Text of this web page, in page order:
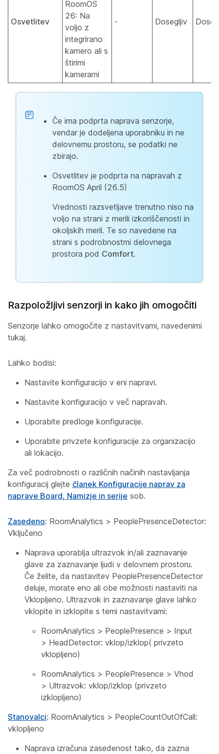
Osvetlitev
RoomOS
26: Na
voljo z
integrirano
kamero ali s
štirimi
kamerami
- Dosegljiv
Če ima podprta naprava senzorje,
vendar je dodeljena uporabniku in ne
delovnemu prostoru, se podatki ne
zbirajo.
Osvetlitev je podprta na napravah z
RoomOS April (26.5)
Vrednosti razsvetljave trenutno niso na
voljo na strani z merili izkoriščenosti in
okoljskih meril. Te so navedene na
strani s podrobnostmi delovnega
prostora pod Comfort.
Razpoložljivi senzorji in kako jih omogočiti
Senzorje lahko omogočite z nastavitvami, navedenimi
tukaj.
Lahko bodisi:
Nastavite konfiguracijo v eni napravi.
Nastavite konfiguracijo v več napravah.
Uporabite predloge konfiguracije.
Uporabite privzete konfiguracije za organizacijo
ali lokacijo.
Za več podrobnosti o različnih načinih nastavljanja
konfiguracij glejte članek Konfiguracije naprav za
naprave Board, Namizje in serije sob.
Zasedeno: RoomAnalytics > PeoplePresenceDetector:
Vključeno
Naprava uporablja ultrazvok in/ali zaznavanje
glave za zaznavanje ljudi v delovnem prostoru.
Če želite, da nastavitev PeoplePresenceDetector
deluje, morate eno ali obe možnosti nastaviti na
Vklopljeno. Ultrazvok in zaznavanje glave lahko
vklopite in izklopite s temi nastavitvami:
RoomAnalytics > PeoplePresence > Input
> HeadDetector: vklop/izklop( privzeto
vklopljeno)
RoomAnalytics > PeoplePresence > Vhod
> Ultrazvok: vklop/izklop (privzeto
izklopljeno)
Stanovalci: RoomAnalytics > PeopleCountOutOfCall:
vklopljeno
Naprava izračuna zasedenost tako, da zazna